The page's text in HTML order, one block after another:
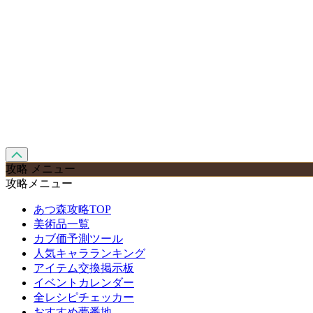
攻略 メニュー
攻略メニュー
あつ森攻略TOP
美術品一覧
カブ価予測ツール
人気キャラランキング
アイテム交換掲示板
イベントカレンダー
全レシピチェッカー